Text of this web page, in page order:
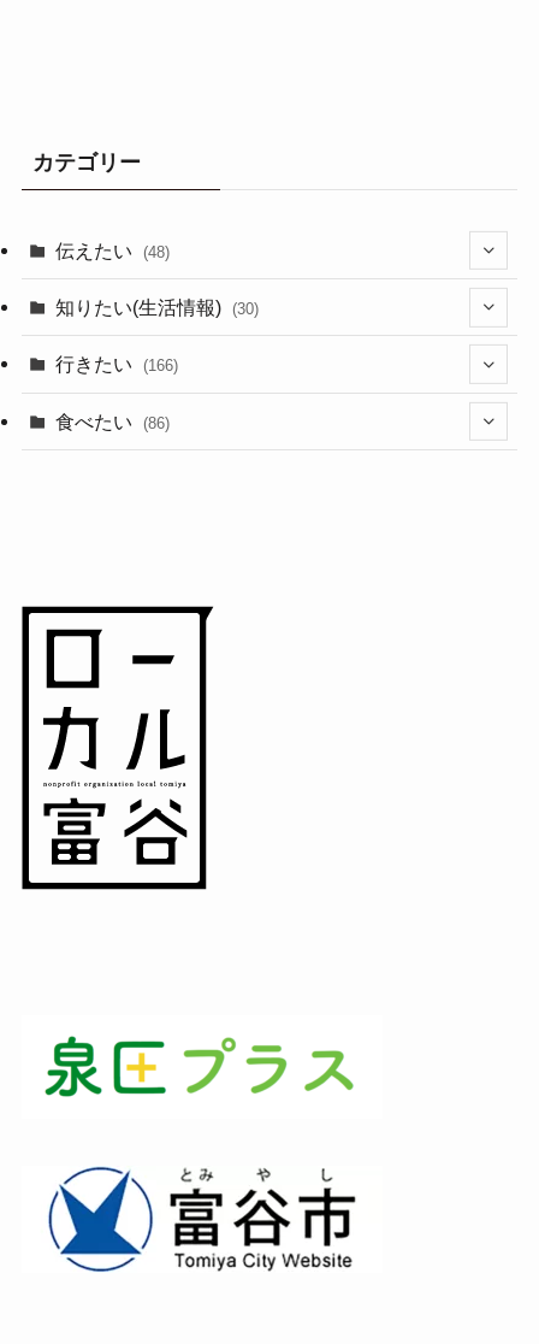
カテゴリー
伝えたい (48)
(44)
(1)
知りたい(生活情報) (30)
(10)
(11)
行きたい (166)
(18)
食べたい (86)